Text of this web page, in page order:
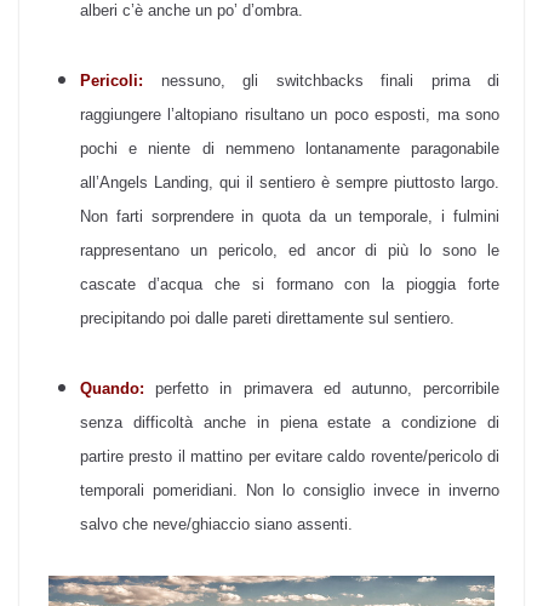
alberi c’è anche un po’ d’ombra.
Pericoli: nessuno, gli switchbacks finali prima di
raggiungere l’altopiano risultano un poco esposti, ma sono
pochi e niente di nemmeno lontanamente paragonabile
all’Angels Landing, qui il sentiero è sempre piuttosto largo.
Non farti sorprendere in quota da un temporale, i fulmini
rappresentano un pericolo, ed ancor di più lo sono le
cascate d’acqua che si formano con la pioggia forte
precipitando poi dalle pareti direttamente sul sentiero.
Quando: perfetto in primavera ed autunno, percorribile
senza difficoltà anche in piena estate a condizione di
partire presto il mattino per evitare caldo rovente/pericolo di
temporali pomeridiani. Non lo consiglio invece in inverno
salvo che neve/ghiaccio siano assenti.